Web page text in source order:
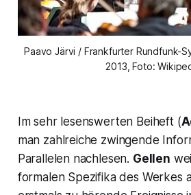
Paavo Järvi / Frankfurter Rundfunk-
2013, Foto:
Im sehr lesenswerten Beiheft (
man zahlreiche zwingende
Parallelen nachlesen. Gellen
formalen Spezifika des Werkes